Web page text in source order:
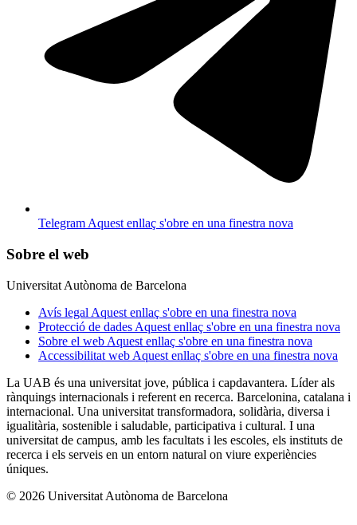
Telegram Aquest enllaç s'obre en una finestra nova
Sobre el web
Universitat Autònoma de Barcelona
Avís legal Aquest enllaç s'obre en una finestra nova
Protecció de dades Aquest enllaç s'obre en una finestra nova
Sobre el web Aquest enllaç s'obre en una finestra nova
Accessibilitat web Aquest enllaç s'obre en una finestra nova
La UAB és una universitat jove, pública i capdavantera. Líder als
rànquings internacionals i referent en recerca. Barcelonina, catalana i
internacional. Una universitat transformadora, solidària, diversa i
igualitària, sostenible i saludable, participativa i cultural. I una
universitat de campus, amb les facultats i les escoles, els instituts de
recerca i els serveis en un entorn natural on viure experiències
úniques.
© 2026 Universitat Autònoma de Barcelona